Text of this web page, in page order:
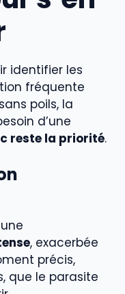
identifier les
fréquente
poils, la
d’une
reste la priorité.
, exacerbée
précis,
que le parasite